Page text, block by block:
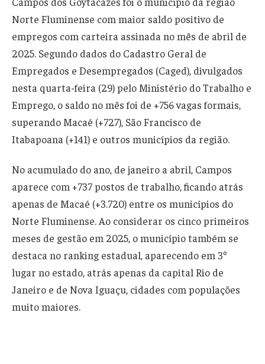
Norte Fluminense com maior saldo positivo de
empregos com carteira assinada no mês de abril de
2025. Segundo dados do Cadastro Geral de
Empregados e Desempregados (Caged), divulgados
nesta quarta-feira (29) pelo Ministério do Trabalho e
Emprego, o saldo no mês foi de +756 vagas formais,
superando Macaé (+727), São Francisco de
Itabapoana (+141) e outros municípios da região.
No acumulado do ano, de janeiro a abril, Campos
aparece com +737 postos de trabalho, ficando atrás
apenas de Macaé (+3.720) entre os municípios do
Norte Fluminense. Ao considerar os cinco primeiros
meses de gestão em 2025, o município também se
destaca no ranking estadual, aparecendo em 3º
lugar no estado, atrás apenas da capital Rio de
Janeiro e de Nova Iguaçu, cidades com populações
muito maiores.